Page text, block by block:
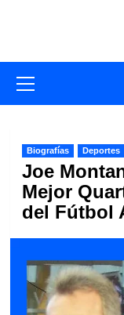
primario
Biografías Deportes
Joe
Mejor
del Fútbol